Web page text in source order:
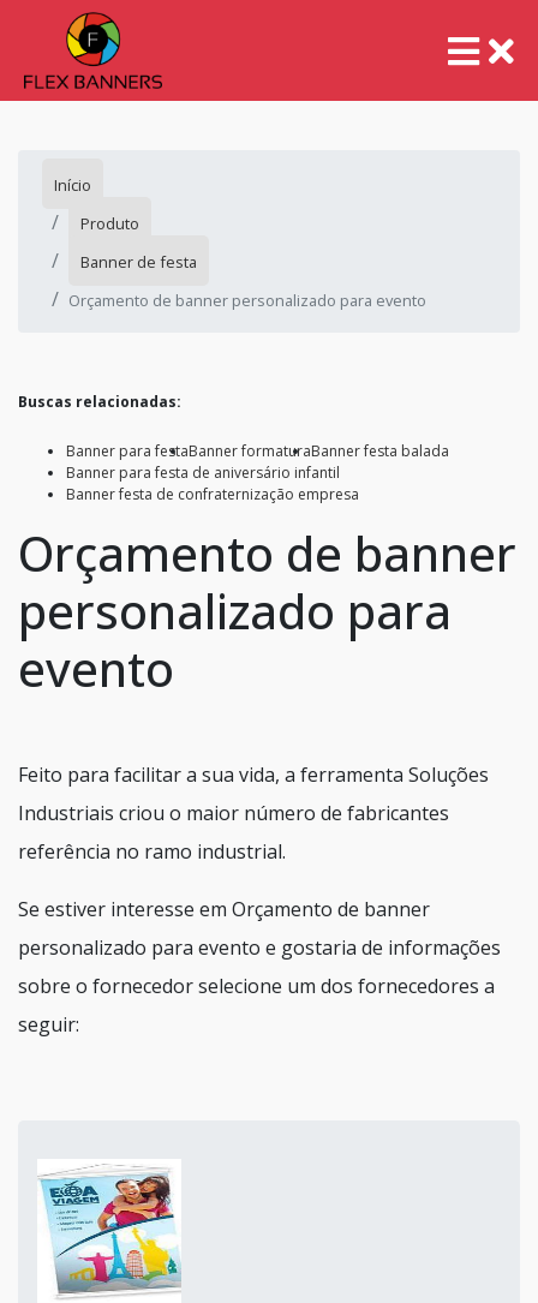
Início
Produto
Banner de festa
Orçamento de banner personalizado para evento
Buscas relacionadas:
Banner para festaBanner formaturaBanner festa balada
Banner para festa de aniversário infantil
Banner festa de confraternização empresa
Orçamento de banner
personalizado para
evento
Feito para facilitar a sua vida, a ferramenta Soluções
Industriais criou o maior número de fabricantes
referência no ramo industrial.
Se estiver interesse em Orçamento de banner
personalizado para evento e gostaria de informações
sobre o fornecedor selecione um dos fornecedores a
seguir: